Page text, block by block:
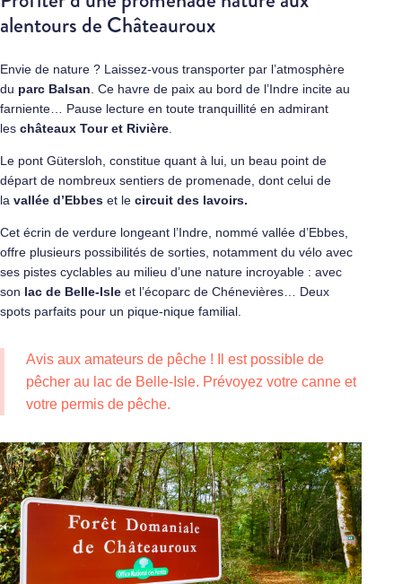
alentours de Châteauroux
Envie de nature ? Laissez-vous transporter par l’atmosphère
du parc Balsan . Ce havre de paix au bord de l’Indre incite au
farniente… Pause lecture en toute tranquillité en admirant
les châteaux Tour et Rivière
Le pont Gütersloh, constitue quant à lui, un beau point de
départ de nombreux sentiers de promenade, dont celui de
la vallée d’Ebbes et le circuit des lavoirs.
Cet écrin de verdure longeant l’Indre, nommé vallée d’Ebbes,
offre plusieurs possibilités de sorties, notamment du vélo avec
ses pistes cyclables au milieu d’une nature incroyable : avec
son lac de Belle-Isle et l’écoparc de Chénevières… Deux
spots parfaits pour un pique-nique familial.
Avis aux amateurs de pêche ! Il est possible de
pêcher au lac de Belle-Isle. Prévoyez votre canne et
votre permis de pêche.